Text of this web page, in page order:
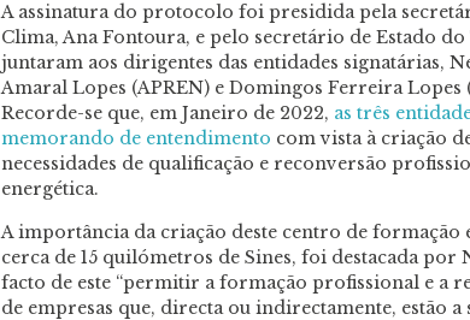
A assinatura do protocolo foi presidida pela
Clima, Ana Fontoura, e pelo secretário de Estado
juntaram aos dirigentes das entidades signatárias,
Amaral Lopes (APREN) e Domingos Ferreira Lopes
Recorde-se que, em Janeiro de 2022, as três
memorando de entendimento com vista à criação
necessidades de qualificação e reconversão
energética.
A importância da criação deste centro de formação
cerca de 15 quilómetros de Sines, foi destacada por
facto de este “permitir a formação profissional e a
de empresas que, directa ou indirectamente, estão